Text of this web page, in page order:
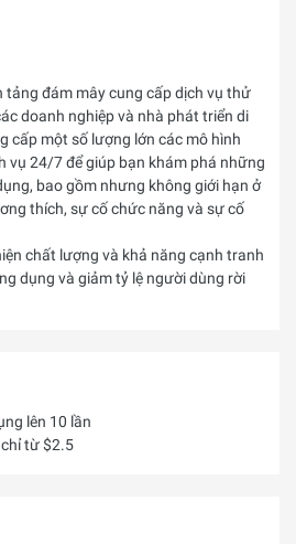
tảng đám mây cung cấp dịch vụ thử
doanh nghiệp và nhà phát triển di
cấp một số lượng lớn các mô hình
vụ 24/7 để giúp bạn khám phá những
bao gồm nhưng không giới hạn ở
thích, sự cố chức năng và sự cố
chất lượng và khả năng cạnh tranh
dụng và giảm tỷ lệ người dùng rời
lên 10 lần
từ $2.5